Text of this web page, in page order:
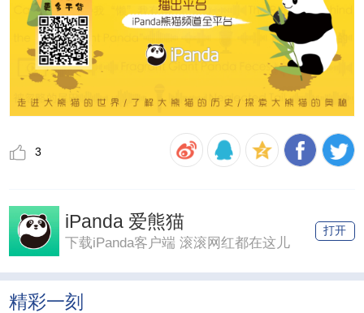
3
iPanda 爱熊猫
下载iPanda客户端 滚滚网红都在这儿
打开
精彩一刻